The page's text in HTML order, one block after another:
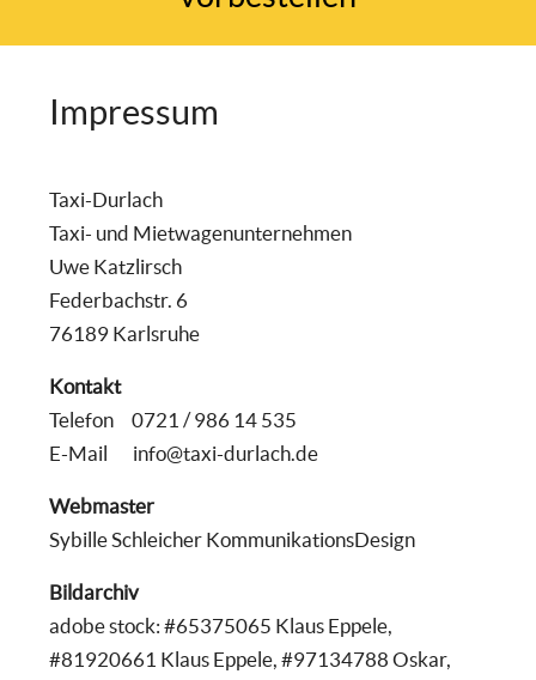
Impressum
Taxi-Durlach
Taxi- und Mietwagenunternehmen
Uwe Katzlirsch
Federbachstr. 6
76189 Karlsruhe
Kontakt
Telefon 0721 / 986 14 535
E-Mail info@taxi-durlach.de
Webmaster
Sybille Schleicher KommunikationsDesign
Bildarchiv
adobe stock: #65375065 Klaus Eppele,
#81920661 Klaus Eppele, #97134788 Oskar,